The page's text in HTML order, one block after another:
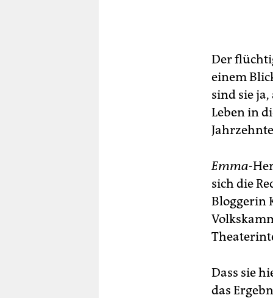
Der
einem
sind sie
Leben in
Emma-
sich die
Bloggerin
Dass sie
das